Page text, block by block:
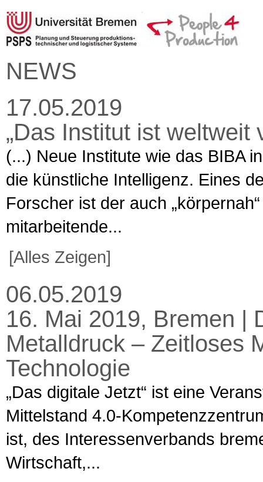
NEWS
17.05.2019
„Das Institut ist weltweit
(...) Neue Institute wie das BIBA
die künstliche Intelligenz. Eines
Forscher ist der auch
mitarbeitende...
[Alles Zeigen]
06.05.2019
16. Mai 2019, Bremen |
Metalldruck – Zeitloses
Technologie
„Das digitale Jetzt“ ist eine
Mittelstand 4.0-
ist, des Interessenverbands
Wirtschaft,...